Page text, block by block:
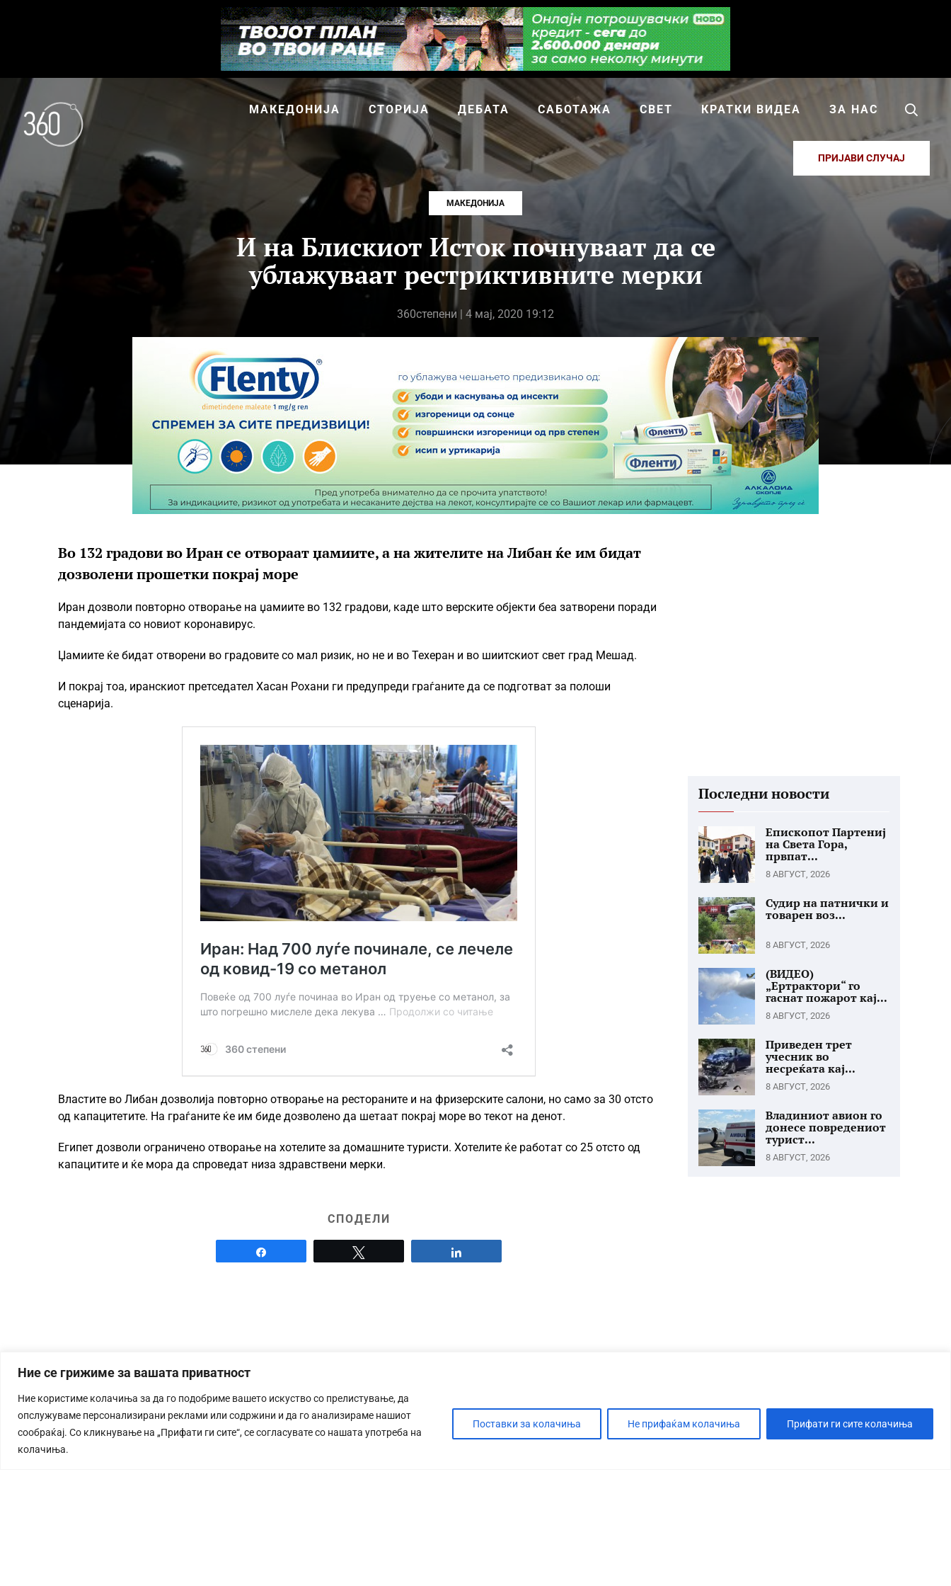
Ние се грижиме за вашата приватност
Ние користиме колачиња за да го подобриме вашето искуство со прелистување, да
опслужуваме персонализирани реклами или содржини и да го анализираме нашиот
сообраќај. Со кликнување на „Прифати ги сите“, се согласувате со нашата употреба на
колачиња.
Поставки за колачиња Не прифаќам колачиња Прифати ги сите колачиња
МАКЕДОНИЈА СТОРИЈА ДЕБАТА САБОТАЖА СВЕТ КРАТКИ ВИДЕА ЗА НАС
ПРИЈАВИ СЛУЧАЈ
МАКЕДОНИЈА
И на Блискиот Исток почнуваат да се
ублажуваат рестриктивните мерки
360степени | 4 мај, 2020 19:12
Во 132 градови во Иран се отвораат џамиите, а на жителите на Либан ќе им бидат
дозволени прошетки покрај море
Иран дозволи повторно отворање на џамиите во 132 градови, каде што верските објекти беа затворени поради
пандемијата со новиот коронавирус.
Џамиите ќе бидат отворени во градовите со мал ризик, но не и во Техеран и во шиитскиот свет град Мешад.
И покрај тоа, иранскиот претседател Хасан Рохани ги предупреди граѓаните да се подготват за полоши
сценарија.
Властите во Либан дозволија повторно отворање на рестораните и на фризерските салони, но само за 30 отсто
од капацитетите. На граѓаните ќе им биде дозволено да шетаат покрај море во текот на денот.
Египет дозволи ограничено отворање на хотелите за домашните туристи. Хотелите ќе работат со 25 отсто од
капацитите и ќе мора да спроведат низа здравствени мерки.
СПОДЕЛИ
Последни новости
Епископот Партениј
на Света Гора,
првпат...
8 АВГУСТ, 2026
Судир на патнички и
товарен воз...
8 АВГУСТ, 2026
(ВИДЕО)
„Ертрактори“ го
гаснат пожарот кај...
8 АВГУСТ, 2026
Приведен трет
учесник во
несреќата кај...
8 АВГУСТ, 2026
Владиниот авион го
донесе повредениот
турист...
8 АВГУСТ, 2026